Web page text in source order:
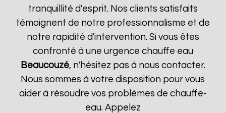
tranquillité d'esprit. Nos clients satisfaits
témoignent de notre professionnalisme et de
notre rapidité d'intervention. Si vous êtes
confronté à une urgence chauffe eau
Beaucouzé, n'hésitez pas à nous contacter.
Nous sommes à votre disposition pour vous
aider à résoudre vos problèmes de chauffe-
eau. Appelez